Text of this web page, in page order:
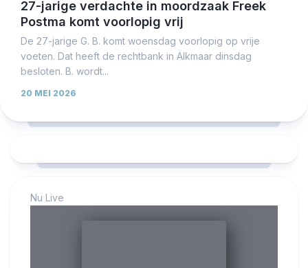
27-jarige verdachte in moordzaak Freek
Postma komt voorlopig vrij
De 27-jarige G. B. komt woensdag voorlopig op vrije
voeten. Dat heeft de rechtbank in Alkmaar dinsdag
besloten. B. wordt...
20 MEI 2026
Nu Live